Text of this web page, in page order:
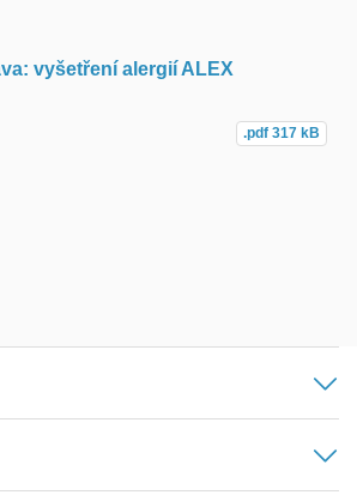
vyšetření alergií ALEX
.pdf 317 kB